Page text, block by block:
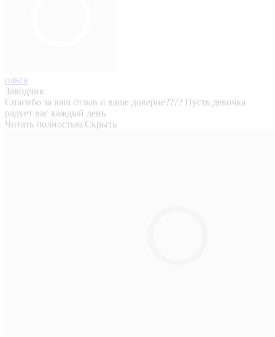
ольга
Заводчик
Спасибо за ваш отзыв и ваше доверие???? Пусть девочка
радует вас каждый день
Читать полностью Скрыть